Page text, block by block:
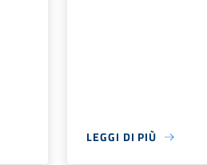
LEGGI DI PIÙ